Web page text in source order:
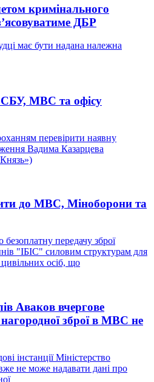
кримінального
ДБР
має бути надана належна
СБУ, МВС та офісу
перевірити наявну
Вадима Казарцева
до МВС, Міноборони та
передачу зброї
"ІБІС" силовим структурам для
осіб, що
Аваков вчергове
зброї в МВС не
інстанції Міністерство
не може надавати дані про